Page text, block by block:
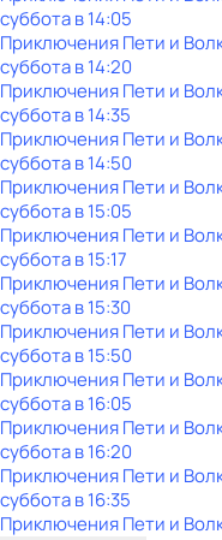
субботав14:05
Приключения Пети и
субботав14:20
Приключения Пети и
субботав14:35
Приключения Пети и
субботав14:50
Приключения Пети и
субботав15:05
Приключения Пети и
субботав15:17
Приключения Пети и
субботав15:30
Приключения Пети и
субботав15:50
Приключения Пети и
субботав16:05
Приключения Пети и
субботав16:20
Приключения Пети и
субботав16:35
Приключения Пети и